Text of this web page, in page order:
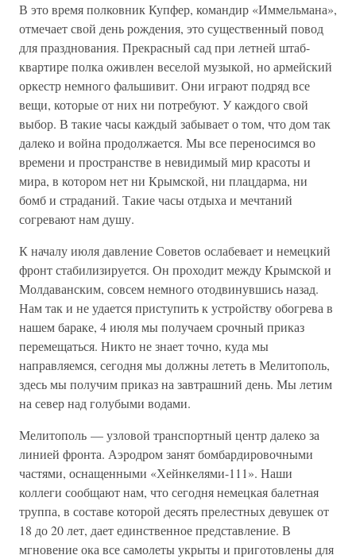
В это время полковник Купфер, командир «Иммельмана»,
отмечает свой день рождения, это существенный повод
для празднования. Прекрасный сад при летней штаб-
квартире полка оживлен веселой музыкой, но армейский
оркестр немного фальшивит. Они играют подряд все
вещи, которые от них ни потребуют. У каждого свой
выбор. В такие часы каждый забывает о том, что дом так
далеко и война продолжается. Мы все переносимся во
времени и пространстве в невидимый мир красоты и
мира, в котором нет ни Крымской, ни плацдарма, ни
бомб и страданий. Такие часы отдыха и мечтаний
согревают нам душу.
К началу июля давление Советов ослабевает и немецкий
фронт стабилизируется. Он проходит между Крымской и
Молдаванским, совсем немного отодвинувшись назад.
Нам так и не удается приступить к устройству обогрева в
нашем бараке, 4 июля мы получаем срочный приказ
перемещаться. Никто не знает точно, куда мы
направляемся, сегодня мы должны лететь в Мелитополь,
здесь мы получим приказ на завтрашний день. Мы летим
на север над голубыми водами.
Мелитополь — узловой транспортный центр далеко за
линией фронта. Аэродром занят бомбардировочными
частями, оснащенными «Хейнкелями-111». Наши
коллеги сообщают нам, что сегодня немецкая балетная
труппа, в составе которой десять прелестных девушек от
18 до 20 лет, дает единственное представление. В
мгновение ока все самолеты укрыты и приготовлены для